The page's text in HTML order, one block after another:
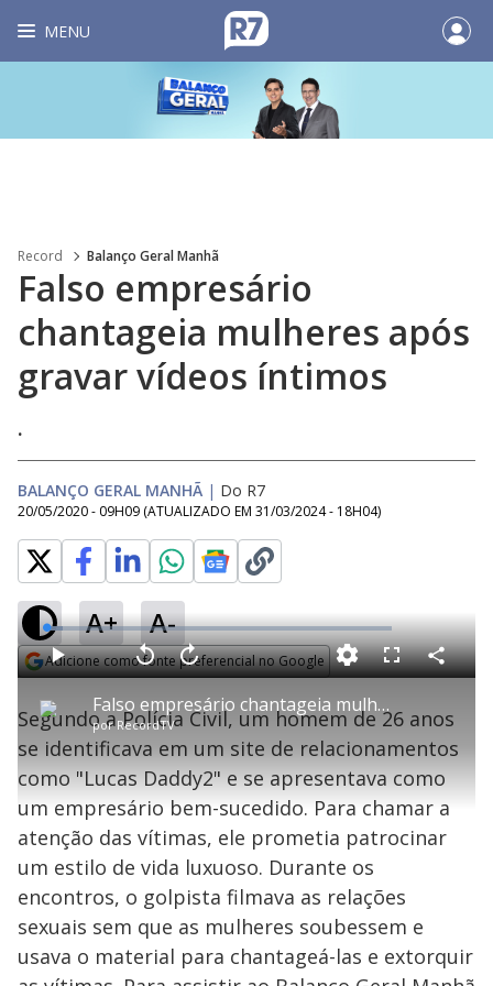
MENU
Record Balanço Geral Manhã
Falso empresário
chantageia mulheres após
gravar vídeos íntimos
.
BALANÇO GERAL MANHÃ | Do R7
20/05/2020 - 09H09 (ATUALIZADO EM 31/03/2024 - 18H04)
A+ A-
Adicione como fonte preferencial no Google
P
l
a
y
Falso empresário chantageia mulheres após gravar vídeos íntimos
porRecordTV
P V
t
r
0
e
g
n
d
o
s
A
n
1
s
e
u
n
o
s
M
u
d
o
L
o
a
d
e
4
.
6
4
%
F
s
c
e
n
C
o
a
r
i
l
a
Segundo a Polícia Civil, um homem de 26 anos
se identificava em um site de relacionamentos
como "Lucas Daddy2" e se apresentava como
um empresário bem-sucedido. Para chamar a
atenção das vítimas, ele prometia patrocinar
um estilo de vida luxuoso. Durante os
encontros, o golpista filmava as relações
sexuais sem que as mulheres soubessem e
usava o material para chantageá-las e extorquir